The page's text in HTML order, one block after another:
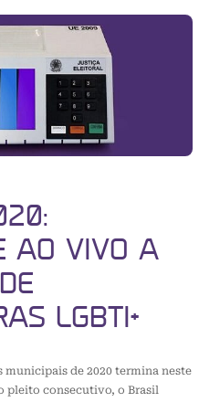
AO VIVO A
LGBTI+
de 2020 termina neste
pleito consecutivo, o Brasil